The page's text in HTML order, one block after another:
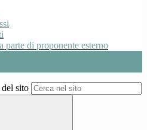
parte di proponente esterno
sito